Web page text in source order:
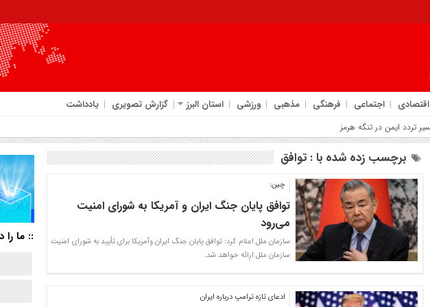
اقتصادی اجتماعی فرهنگی مذهبی ورزشی استان البرز گزارش تصویری یادداشت
برچسب زده شده با : توافق
چین:
توافق پایان جنگ ایران و آمریکا به شورای امنیت
می‌رود
سازمان ملل اعلام کرد: توافق پایان جنگ ایران و‌آمریکا برای تأیید به شورای امنیت
سازمان ملل ارائه خواهد شد.
ادعای تازه ترامپ درباره ایران
:: ما را